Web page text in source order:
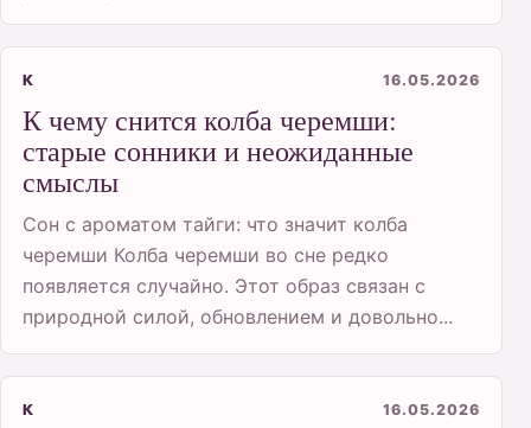
К 16.05.2026
К чему снится колба черемши:
старые сонники и неожиданные
смыслы
Сон с ароматом тайги: что значит колба
черемши Колба черемши во сне редко
появляется случайно. Этот образ связан с
природной силой, обновлением и довольно...
К 16.05.2026